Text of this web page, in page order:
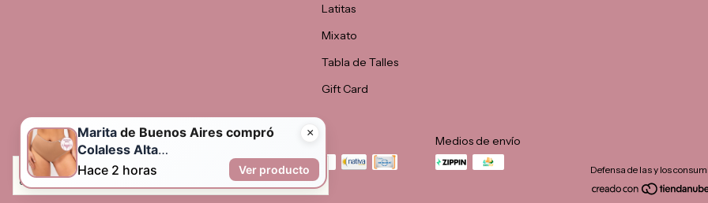
Al navegar por este sitio aceptas el uso de cookiespara agilizar tu
experiencia de compra.
Latitas
Mixato
Tabla de Talles
Gift Card
Medios de pago Medios de envío
Defensa de las y los